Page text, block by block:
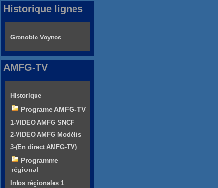
Historique lignes
Grenoble Veynes
AMFG-TV
Historique
Programe AMFG-TV
1-VIDEO AMFG SNCF
2-VIDEO AMFG Modélis
3-(En direct AMFG-TV)
Programme
régional
Infos régionales 1